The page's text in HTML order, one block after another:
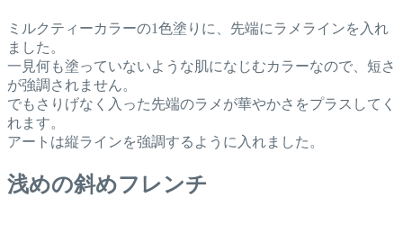
ミルクティーカラーの1色塗りに、先端にラメラインを入れ
ました。
一見何も塗っていないような肌になじむカラーなので、短さ
が強調されません。
でもさりげなく入った先端のラメが華やかさをプラスしてく
れます。
アートは縦ラインを強調するように入れました。
浅めの斜めフレンチ